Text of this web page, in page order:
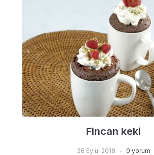
Fincan keki
26 Eylül 2018 0 yorum